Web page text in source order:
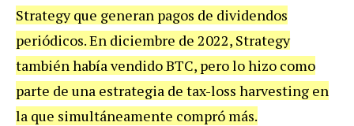
Strategy que generan pagos de dividendos
periódicos. En diciembre de 2022, Strategy
también había vendido BTC, pero lo hizo como
parte de una estrategia de tax-loss harvesting en
la que simultáneamente compró más.